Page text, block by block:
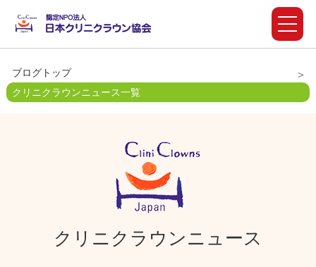
ブログトップ
クリニクラウンニュース一覧
クリニクラウンニュース